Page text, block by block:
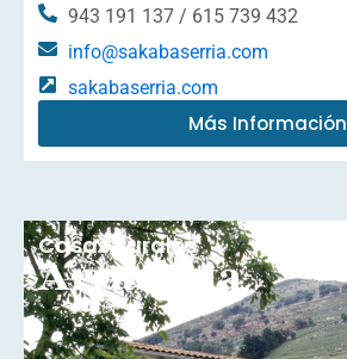
943 191 137 / 615 739 432
info@sakabaserria.com
sakabaserria.com
Más Información
Casas Rurales
Arrasketa